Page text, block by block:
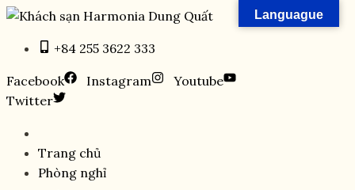
Skip
content +84 255 3622 333
Facebook Instagram
Youtube
Twitter
Trang chủ
Phòng nghỉ
Languague